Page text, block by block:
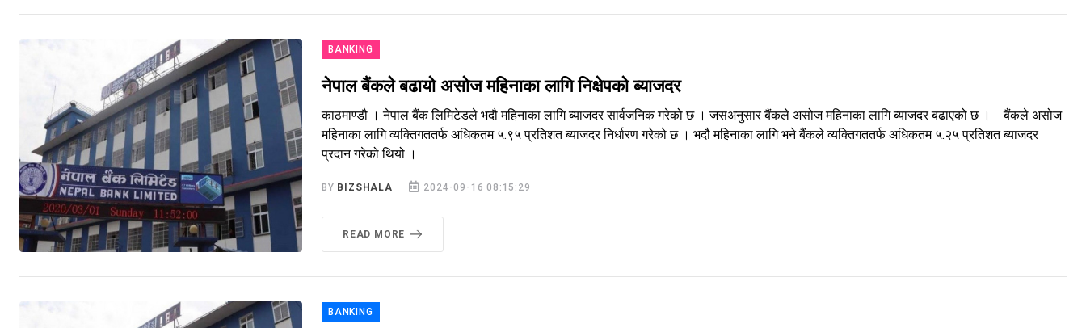
BANKING
नेपाल बैंकले बढायो असोज महिनाका लागि निक्षेपको ब्याजदर
काठमाण्डौ । नेपाल बैंक लिमिटेडले भदौ महिनाका लागि ब्याजदर सार्वजनिक गरेको छ । जसअनुसार बैंकले असोज महिनाका लागि ब्याजदर बढाएको छ । बैंकले असोज
महिनाका लागि व्यक्तिगततर्फ अधिकतम ५.९५ प्रतिशत ब्याजदर निर्धारण गरेको छ । भदौ महिनाका लागि भने बैंकले व्यक्तिगततर्फ अधिकतम ५.२५ प्रतिशत ब्याजदर
प्रदान गरेको थियो ।
BY BIZSHALA 2024-09-16 08:15:29
READ MORE
BANKING